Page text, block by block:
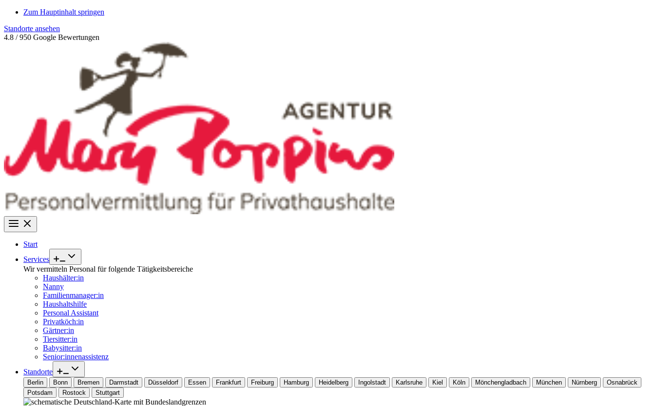
Zum Hauptinhalt springen
Standorte ansehen
4.8 /950 Google Bewertungen
Start
Services
Wir vermitteln Personal für folgende Tätigkeitsbereiche
Haushälter:in
Nanny
Familienmanager:in
Haushaltshilfe
Personal Assistant
Privatköch:in
Gärtner:in
Tiersitter:in
Babysitter:in
Senior:innenassistenz
Standorte
Berlin Bonn Bremen Darmstadt Düsseldorf Essen Frankfurt Freiburg Hamburg Heidelberg Ingolstadt Karlsruhe Kiel Köln Mönchengladbach München Nürnberg
Osnabrück
Potsdam
Rostock Stuttgart